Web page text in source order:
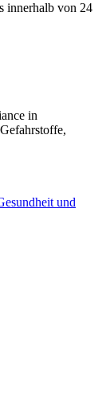
innerhalb von 24
in